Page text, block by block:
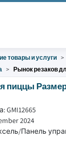
товары и услуги
Рынок резаков
пиццы
GMI12665
2024
Панель